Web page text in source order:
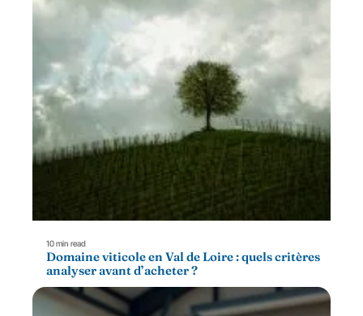
10 min read
Domaine viticole en Val de Loire : quels critères
analyser avant d’acheter ?